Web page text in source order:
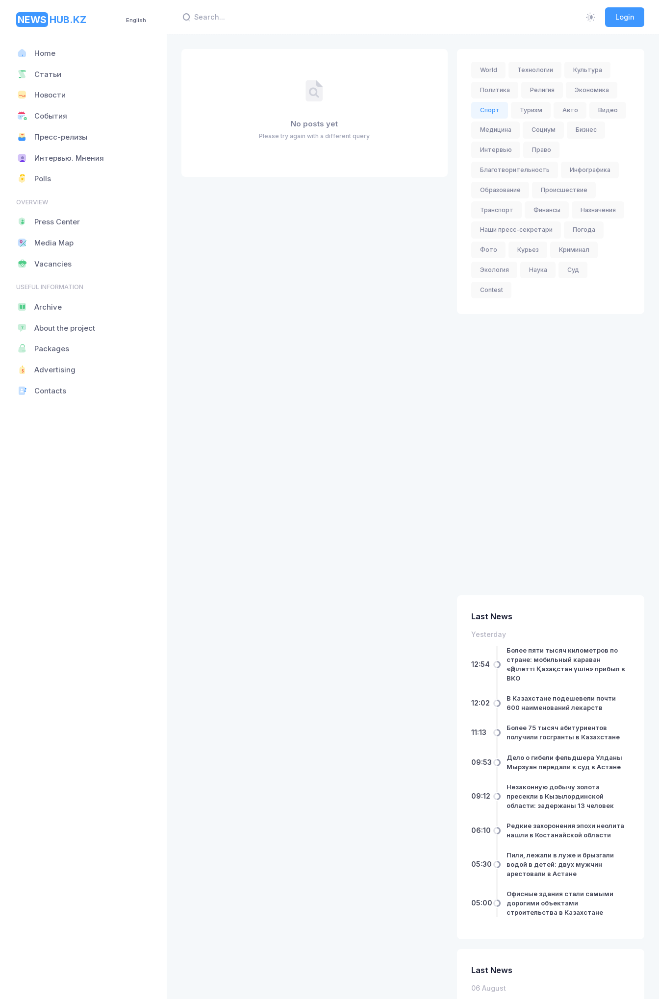
Login
NEWS HUB.KZ English
Home
Статьи
Новости
События
Пресс-релизы
Интервью. Мнения
Polls
OVERVIEW
Press Center
Media Map
Vacancies
USEFUL INFORMATION
Archive
About the project
Packages
Advertising
Contacts
No posts yet
Please try again with a different query
World Технологии Культура
Политика Религия Экономика
Спорт Туризм Авто Видео
Медицина Социум Бизнес
Интервью Право
Благотворительность Инфографика
Образование Происшествие
Транспорт Финансы Назначения
Наши пресс-секретари Погода
Фото Курьез Криминал
Экология Наука Суд
Contest
Last News
Yesterday
12:54
Более пяти тысяч километров по
стране: мобильный караван
«Әділетті Қазақстан үшін» прибыл в
ВКО
12:02
В Казахстане подешевели почти
600 наименований лекарств
11:13
Более 75 тысяч абитуриентов
получили госгранты в Казахстане
09:53
Дело о гибели фельдшера Улданы
Мырзуан передали в суд в Астане
09:12
Незаконную добычу золота
пресекли в Кызылординской
области: задержаны 13 человек
06:10
Редкие захоронения эпохи неолита
нашли в Костанайской области
05:30
Пили, лежали в луже и брызгали
водой в детей: двух мужчин
арестовали в Астане
05:00
Офисные здания стали самыми
дорогими объектами
строительства в Казахстане
Last News
06 August